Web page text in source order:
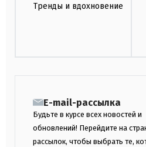
Тренды и вдохновение
E-mail-рассылка
Будьте в курсе всех новостей и
обновлений! Перейдите на
рассылок, чтобы выбрать те,